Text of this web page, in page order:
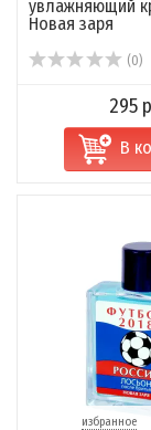
увлажняющий
Новая заря
(0)
295
В
избранное